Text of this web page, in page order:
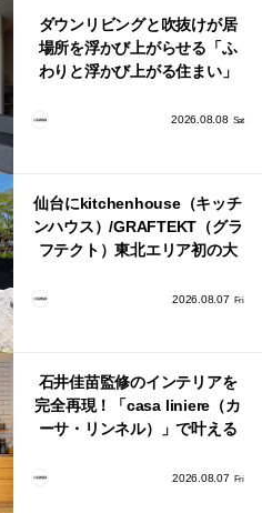
ダウンリビングと吹抜けが居
場所を浮かび上がらせる「ふ
わりと浮かび上がる住まい」
2026.08.08 Sat
仙台にkitchenhouse（キッチ
ンハウス）/GRAFTEKT（グラ
フテクト）東北エリア初の大
2026.08.07 Fri
石井佳苗監修のインテリアを
完全再現！「casa liniere（カ
ーサ・リンネル）」で叶える
2026.08.07 Fri